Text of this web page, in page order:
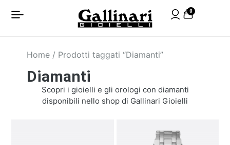
0
Home / Prodotti taggati “Diamanti”
Diamanti
Scopri i gioielli e gli orologi con diamanti
disponibili nello shop di Gallinari Gioielli